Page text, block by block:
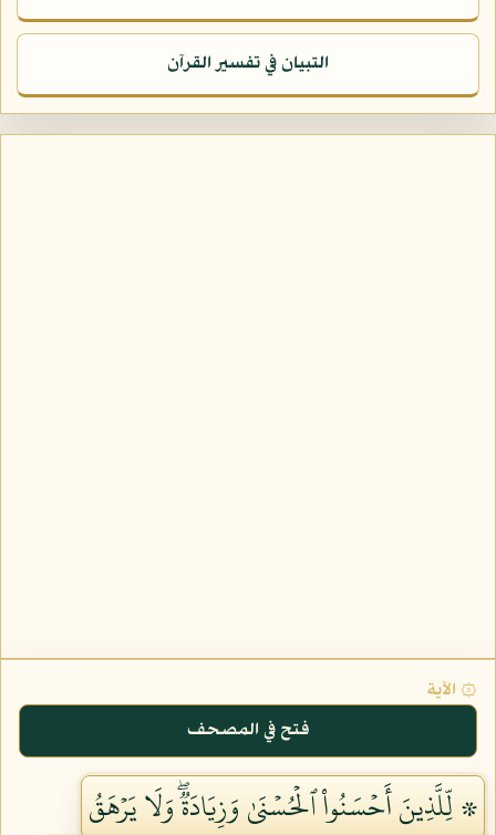
التبيان في تفسير القرآن
۞ الآية
فتح في المصحف
۞ لِّلَّذِينَ أَحۡسَنُواْ ٱلۡحُسۡنَىٰ وَزِيَادَةٞۖ وَلَا يَرۡهَقُ